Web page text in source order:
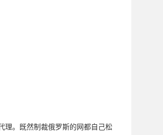
理。既然制裁俄罗斯的网都自己松